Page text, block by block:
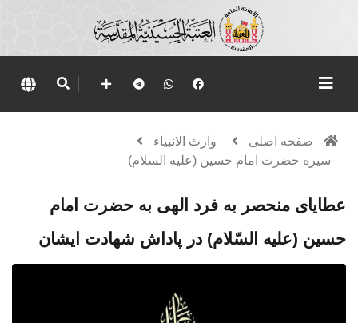
صفحه اصلی
وارث الانبياء
سیره حضرت امام حسین (علیه السلام)
عطایای منحصر به فرد الهی به حضرت امام
حسین (علیه السّلام) در پاداش شهادت ایشان